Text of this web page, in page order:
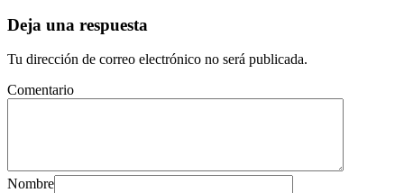
Deja una respuesta
Tu dirección de correo electrónico no será publicada.
Comentario
Nombre